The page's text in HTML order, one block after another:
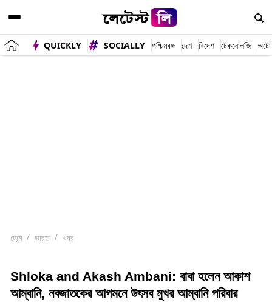
QUICKLY SOCIALLY পশ্চিমবঙ্গ দেশ বিদেশ টেকনোলজি অটো
হোম ভারত খবর
Shloka and Akash Ambani: বাবা হলেন আকাশ
আম্বানি, নবজাতকের আগমনে উৎসব মুখর আম্বানি পরিবার